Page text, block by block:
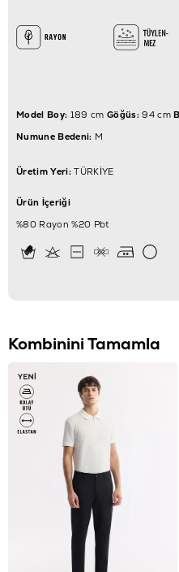
Model Boy: 189 cm Göğüs:94 cm
Numune Bedeni: M
Üretim Yeri:TÜRKİYE
Ürün İçeriği
%80 Rayon %20 Pbt
Kombinini Tamamla